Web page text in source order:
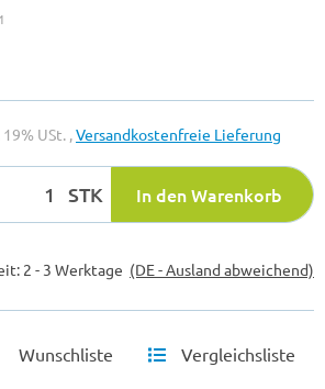
USt. ,Versandkostenfreie Lieferung
STK In den Warenkorb
2 - 3 Werktage (DE - Ausland abweichend)
Wunschliste Vergleichsliste